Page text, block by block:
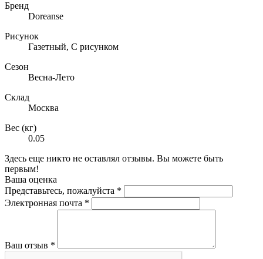
Бренд
Doreanse
Рисунок
Газетный, С рисунком
Сезон
Весна-Лето
Склад
Москва
Вес (кг)
0.05
Здесь еще никто не оставлял отзывы. Вы можете быть
первым!
Ваша оценка
Представьтесь, пожалуйста *
Электронная почта *
Ваш отзыв *